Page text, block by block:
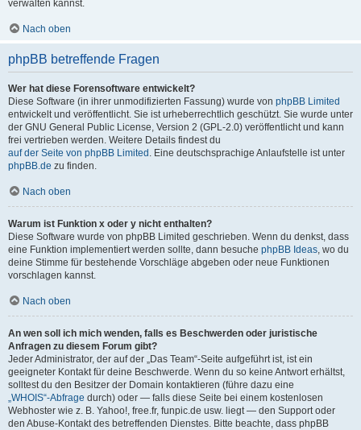
verwalten kannst.
Nach oben
phpBB betreffende Fragen
Wer hat diese Forensoftware entwickelt?
Diese Software (in ihrer unmodifizierten Fassung) wurde von phpBB Limited
entwickelt und veröffentlicht. Sie ist urheberrechtlich geschützt. Sie wurde unter
der GNU General Public License, Version 2 (GPL-2.0) veröffentlicht und kann
frei vertrieben werden. Weitere Details findest du
auf der Seite von phpBB Limited . Eine deutschsprachige Anlaufstelle ist unter
phpBB.de zu finden.
Nach oben
Warum ist Funktion x oder y nicht enthalten?
Diese Software wurde von phpBB Limited geschrieben. Wenn du denkst, dass
eine Funktion implementiert werden sollte, dann besuche phpBB Ideas, wo du
deine Stimme für bestehende Vorschläge abgeben oder neue Funktionen
vorschlagen kannst.
Nach oben
An wen soll ich mich wenden, falls es Beschwerden oder juristische
Anfragen zu diesem Forum gibt?
Jeder Administrator, der auf der „Das Team“-Seite aufgeführt ist, ist ein
geeigneter Kontakt für deine Beschwerde. Wenn du so keine Antwort erhältst,
solltest du den Besitzer der Domain kontaktieren (führe dazu eine
„WHOIS“-Abfrage durch) oder — falls diese Seite bei einem kostenlosen
Webhoster wie z. B. Yahoo!, free.fr, funpic.de usw. liegt — den Support oder
den Abuse-Kontakt des betreffenden Dienstes. Bitte beachte, dass phpBB